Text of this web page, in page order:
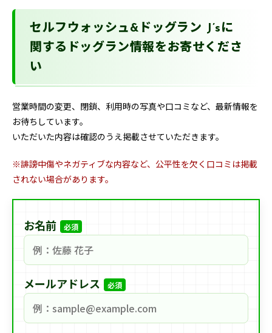
セルフウォッシュ&ドッグラン J’sに
関するドッグラン情報をお寄せくださ
い
営業時間の変更、閉鎖、利用時の写真や口コミなど、最新情報を
お待ちしています。
いただいた内容は確認のうえ掲載させていただきます。
※誹謗中傷やネガティブな内容など、公平性を欠く口コミは掲載
されない場合があります。
お名前 必須
メールアドレス 必須